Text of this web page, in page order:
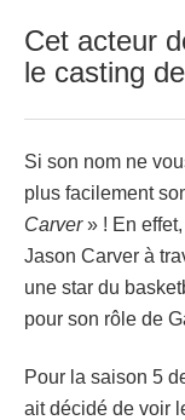
Cet acteur
le casting
Si son nom ne
plus facilement
Carver» ! En
Jason Carver à
une star du
pour son rôle de
Pour la saison 5
ait décidé de voir